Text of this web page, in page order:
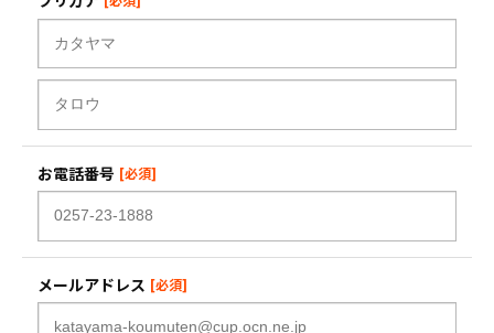
お電話番号
メールアドレス